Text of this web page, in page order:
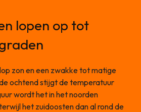
lopen op tot
zon en een zwakke tot matige
ochtend stijgt de temperatuur
wordt het in het noorden
het zuidoosten dan al rond de